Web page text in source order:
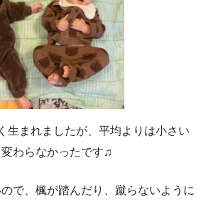
生まれましたが、平均よりは小さい
わらなかったです♫
で、楓が踏んだり、蹴らないように